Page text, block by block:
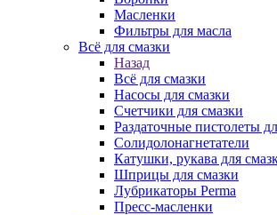
Масленки
Фильтры для масла
Всё для смазки
Назад
Всё для смазки
Насосы для смазки
Счетчики для смазки
Раздаточные пистолеты
Солидолонагнетатели
Катушки, рукава для
Шприцы для смазки
Лубрикаторы Perma
Пресс-масленки